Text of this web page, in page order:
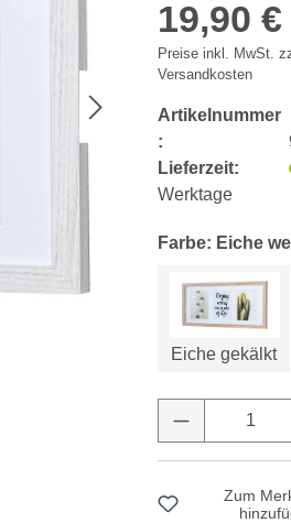
19,90 €
Preise inkl. MwSt.
Versandkosten
Artikelnummer
:
Lieferzeit:
Werktage
Farbe: Eiche
Eiche gekälkt
Produkt
Zum